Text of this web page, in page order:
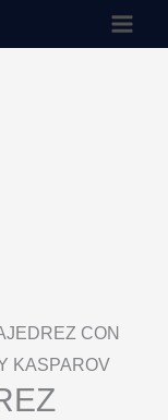
CON
KASPAROV